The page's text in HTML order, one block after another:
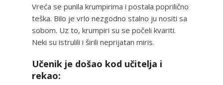
Vreća se punila krumpirima i postala poprilično
teška. Bilo je vrlo nezgodno stalno ju nositi sa
sobom. Uz to, krumpiri su se počeli kvariti.
Neki su istrulili i širili neprijatan miris.
Učenik je došao kod učitelja i
rekao: